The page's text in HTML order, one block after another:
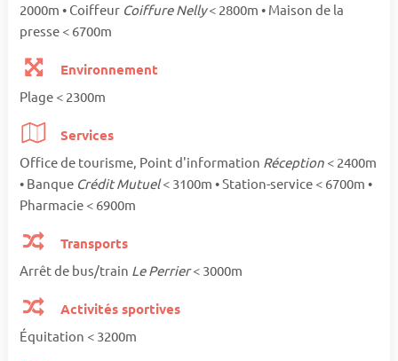
2000m • Coiffeur Coiffure Nelly< 2800m • Maison de la
presse < 6700m
Environnement
Plage < 2300m
Services
Office de tourisme, Point d'information Réception < 2400m
• Banque Crédit Mutuel< 3100m • Station-service < 6700m •
Pharmacie < 6900m
Transports
Arrêt de bus/train Le Perrier< 3000m
Activités sportives
Équitation < 3200m